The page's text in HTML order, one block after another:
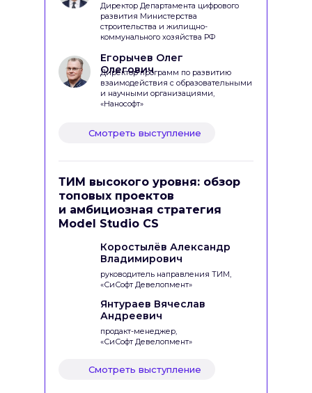
ТИМ высокого уровня: обзор
топовых проектов
и амбициозная стратегия
Model Studio CS
Коростылёв Александр
Владимирович
руководитель направления ТИМ,
«СиСофт Девелопмент»
Янтураев Вячеслав
Андреевич
продакт-менеджер,
«СиСофт Девелопмент»
Смотреть выступление
Директор Департамента цифрового
развития Министерства
строительства и жилищно-
коммунального хозяйства РФ
Егорычев Олег
Олегович
Директор программ по развитию
взаимодействия с образовательными
и научными организациями,
«Нанософт»
Смотреть выступление